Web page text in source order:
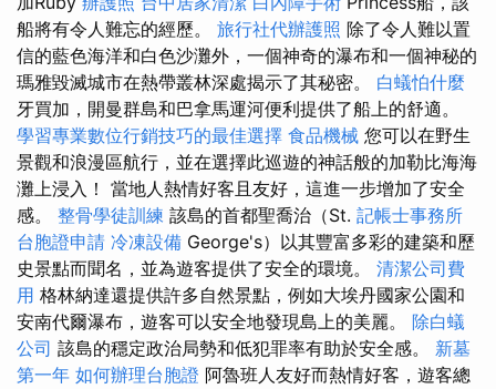
船將有令人難忘的經歷。 旅行社代辦護照 除了令人難以置
信的藍色海洋和白色沙灘外，一個神奇的瀑布和一個神秘的
瑪雅毀滅城市在熱帶叢林深處揭示了其秘密。 白蟻怕什麼
牙買加，開曼群島和巴拿馬運河便利提供了船上的舒適。
學習專業數位行銷技巧的最佳選擇 食品機械 您可以在野生
景觀和浪漫區航行，並在選擇此巡遊的神話般的加勒比海海
灘上浸入！ 當地人熱情好客且友好，這進一步增加了安全
感。 整骨學徒訓練 該島的首都聖喬治（St. 記帳士事務所
台胞證申請 冷凍設備 George's）以其豐富多彩的建築和歷
史景點而聞名，並為遊客提供了安全的環境。 清潔公司費
用 格林納達還提供許多自然景點，例如大埃丹國家公園和
安南代爾瀑布，遊客可以安全地發現島上的美麗。 除白蟻
公司 該島的穩定政治局勢和低犯罪率有助於安全感。 新墓
第一年 如何辦理台胞證 阿魯班人友好而熱情好客，遊客總